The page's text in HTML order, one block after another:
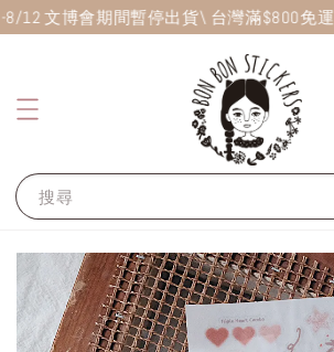
12 文博會期間暫停出貨\ 台灣滿$800免運 /
搜尋